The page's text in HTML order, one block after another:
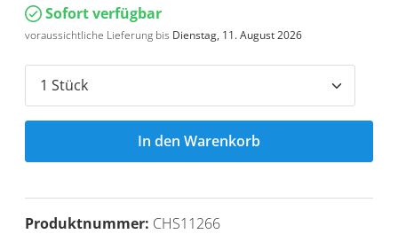
Sofort verfügbar
voraussichtliche Lieferung bis Dienstag, 11. August 2026
In den Warenkorb
Produktnummer: CHS11266